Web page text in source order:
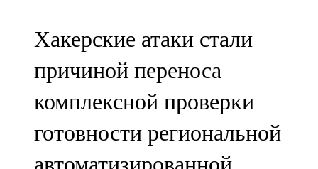
107,3 FM
Мөслим
100,0 FM
Нурлат
Хакерские атаки стали
причиной переноса
комплексной проверки
готовности региональной